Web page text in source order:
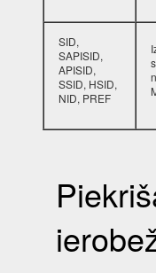
SID,
SAPISID,
APISID,
SSID, HSID,
NID, PREF